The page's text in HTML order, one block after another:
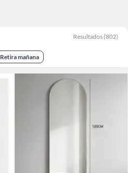
Resultados (802)
Retira mañana